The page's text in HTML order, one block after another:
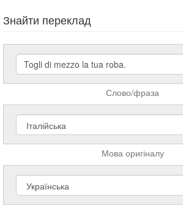
Знайти переклад
Слово/фраза
Мова оригіналу